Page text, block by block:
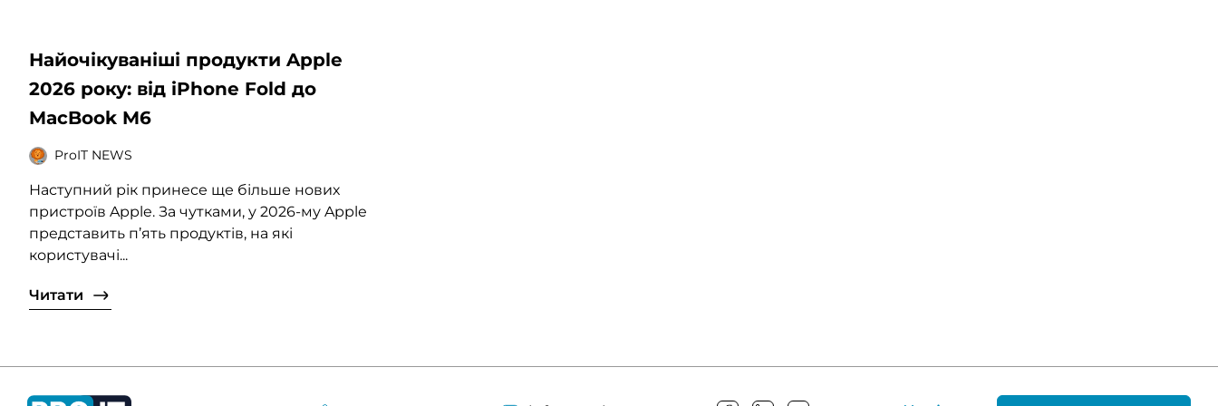
Найочікуваніші продукти Apple
2026 року: від iPhone Fold до
MacBook M6
ProIT NEWS
Наступний рік принесе ще більше нових
пристроїв Apple. За чутками, у 2026-му Apple
представить п’ять продуктів, на які
користувачі...
Читати